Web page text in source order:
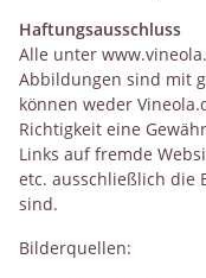
Haftungsausschluss
Alle unter
Abbildungen sind mit
können weder
Richtigkeit eine
Links auf fremde
etc. ausschließlich die
sind.
Bilderquellen: